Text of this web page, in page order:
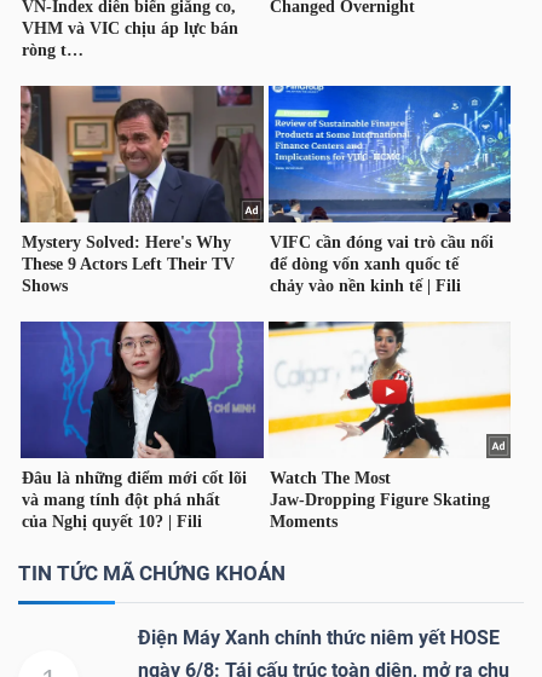
TIN TỨC MÃ CHỨNG KHOÁN
Điện Máy Xanh chính thức niêm yết HOSE
ngày 6/8: Tái cấu trúc toàn diện, mở ra chu
TÀI
CHÍNH
CÁ
NHÂN
TÍCH
VIETSTOCKFINANCE
VĨ